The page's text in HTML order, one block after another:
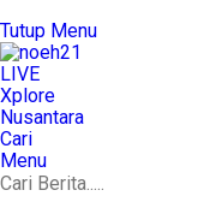
Tutup Menu
LIVE
Xplore
Nusantara
Cari
Menu